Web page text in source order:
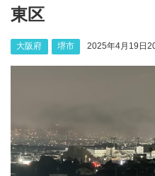
東区
大阪府 堺市 2025年4月19日